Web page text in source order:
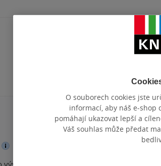
ceny za posledních 60 dní.
O souborech cookies jste
informací, aby náš e-shop
pomáhají ukazovat lepší a
Váš souhlas může předat